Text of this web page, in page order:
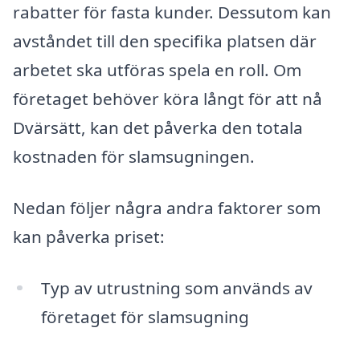
rabatter för fasta kunder. Dessutom kan
avståndet till den specifika platsen där
arbetet ska utföras spela en roll. Om
företaget behöver köra långt för att nå
Dvärsätt, kan det påverka den totala
kostnaden för slamsugningen.
Nedan följer några andra faktorer som
kan påverka priset:
Typ av utrustning som används av
företaget för slamsugning